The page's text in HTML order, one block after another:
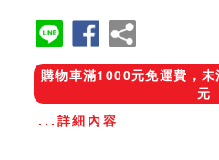
購物車滿1000元免運費，
元
...詳細內容